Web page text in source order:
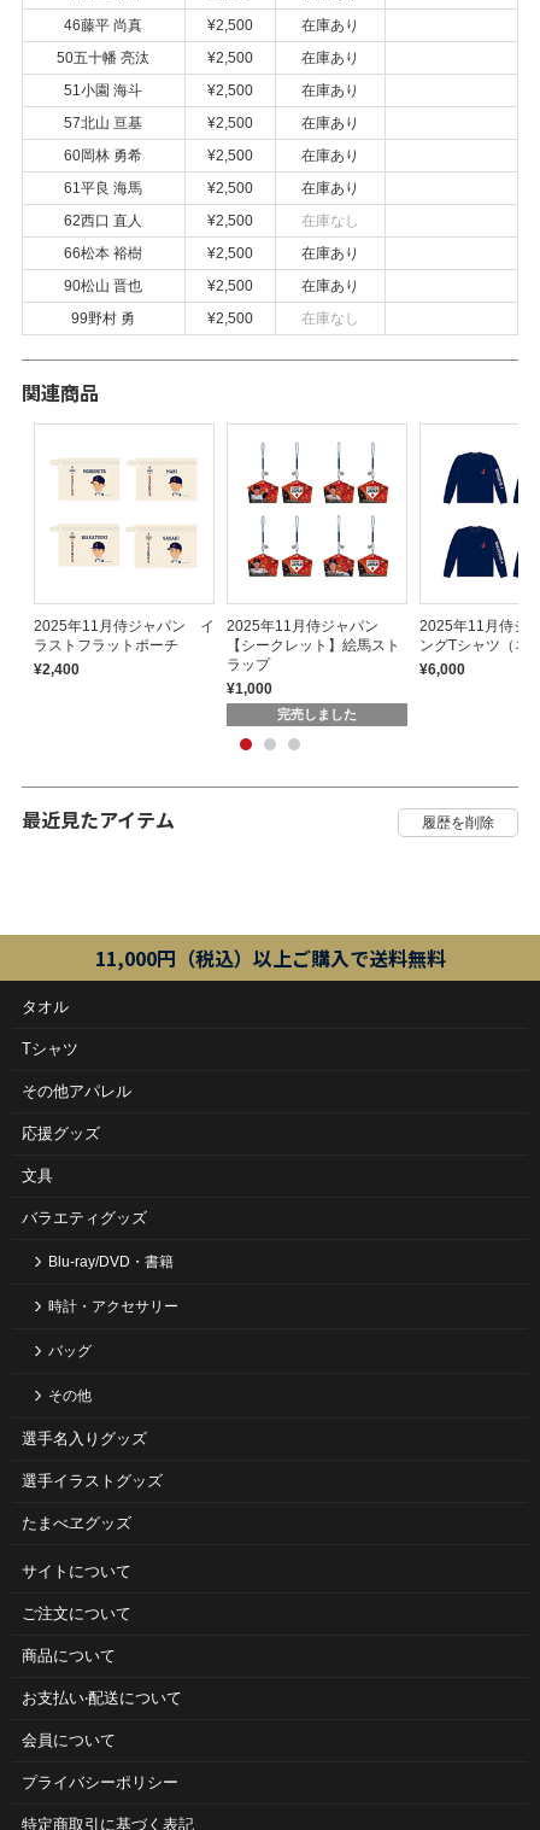
46藤平 尚真
¥2,500
在庫あり
50五十幡 亮汰
¥2,500
在庫あり
51小園 海斗
¥2,500
在庫あり
57北山 亘基
¥2,500
在庫あり
60岡林 勇希
¥2,500
在庫あり
61平良 海馬
¥2,500
在庫あり
62西口 直人
¥2,500
在庫なし
66松本 裕樹
¥2,500
在庫あり
90松山 晋也
¥2,500
在庫あり
99野村 勇
¥2,500 在庫なし
関連商品
2025年11月侍ジャパン イ
ラストフラットポーチ
¥2,400
2025年11月侍ジャパン
【シークレット】絵馬スト
ラップ
¥1,000
完売しました
2025年11月侍ジ
ングTシャツ（ネ
¥6,000
最近見たアイテム
11,000円（税込）以上ご購入で送料無料
タオル
Tシャツ
その他アパレル
応援グッズ
文具
バラエティグッズ
Blu-ray/DVD・書籍
時計・アクセサリー
バッグ
その他
選手名入りグッズ
選手イラストグッズ
たまべヱグッズ
サイトについて
ご注⽂について
商品について
お⽀払い‧配送について
会員について
プライバシーポリシー
特定商取引に基づく表記